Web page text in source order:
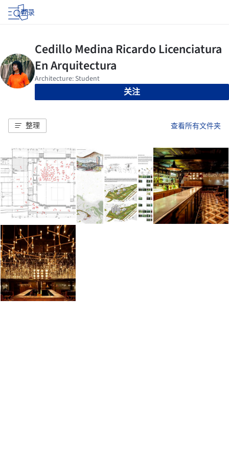
登录
关注
整理 查看所有文件夹